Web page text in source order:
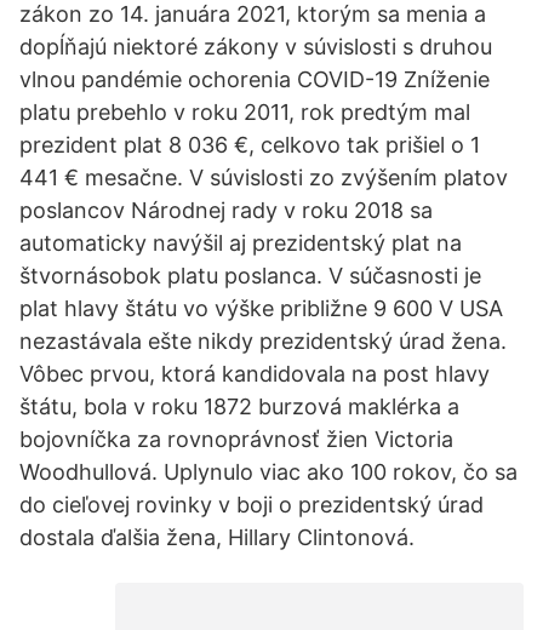
zákon zo 14. januára 2021, ktorým sa menia a
dopĺňajú niektoré zákony v súvislosti s druhou
vlnou pandémie ochorenia COVID-19 Zníženie
platu prebehlo v roku 2011, rok predtým mal
prezident plat 8 036 €, celkovo tak prišiel o 1
441 € mesačne. V súvislosti zo zvýšením platov
poslancov Národnej rady v roku 2018 sa
automaticky navýšil aj prezidentský plat na
štvornásobok platu poslanca. V súčasnosti je
plat hlavy štátu vo výške približne 9 600 V USA
nezastávala ešte nikdy prezidentský úrad žena.
Vôbec prvou, ktorá kandidovala na post hlavy
štátu, bola v roku 1872 burzová maklérka a
bojovníčka za rovnoprávnosť žien Victoria
Woodhullová. Uplynulo viac ako 100 rokov, čo sa
do cieľovej rovinky v boji o prezidentský úrad
dostala ďalšia žena, Hillary Clintonová.